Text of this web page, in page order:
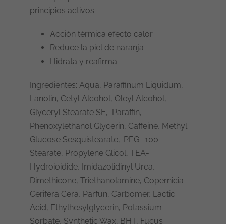
principios activos.
Acción térmica efecto calor
Reduce la piel de naranja
Hidrata y reafirma
Ingredientes: Aqua, Paraffinum Liquidum,
Lanolin, Cetyl Alcohol, Oleyl Alcohol,
Glyceryl Stearate SE, Paraffin,
Phenoxylethanol Glycerin, Caffeine, Methyl
Glucose Sesquistearate,. PEG- 100
Stearate, Propylene Glicol, TEA-
Hydroioidide, Imidazolidinyl Urea,
Dimethicone, Triethanolamine, Copernicia
Cerifera Cera, Parfun, Carbomer, Lactic
Acid, Ethylhesylglycerin, Potassium
Sorbate, Synthetic Wax, BHT, Fucus